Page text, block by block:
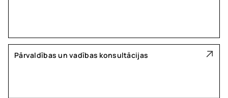
Pārvaldības un vadības konsultācijas